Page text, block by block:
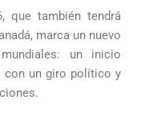
que también tendrá
marca un nuevo
un inicio
con un giro político y